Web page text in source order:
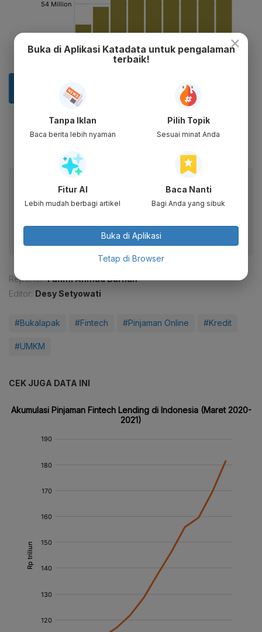
Dapatkan pengalaman membaca lebih nyaman dan nikmati
Reporter: Fahmi Ahmad Burhan
Editor: Desy Setyowati
#Bukalapak #Fintech #Pinjaman Online #Kredit
#UMKM
CEK JUGA DATA INI
×
Buka di Aplikasi Katadata untuk pengalaman
terbaik!
Tanpa Iklan
Baca berita lebih nyaman
Pilih Topik
Sesuai minat Anda
Fitur AI
Lebih mudah berbagi artikel
Baca Nanti
Bagi Anda yang sibuk
Buka di Aplikasi
Tetap di Browser